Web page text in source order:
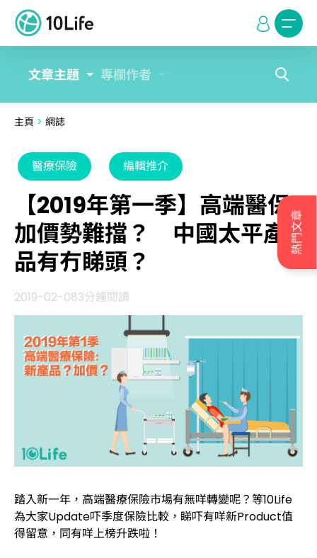
熱門文章
文章主題 專欄作者
主頁 > 網誌
醫療保險 編輯推介
【2019年第一季】高端醫保
加價勢難擋？ 中國太平產
品有冇睇頭？
2019-02-083分鐘閱讀
踏入新一年，高端醫療保險市場有無咩轉變呢？等10Life
為大家Update吓季度保險比較，睇吓有咩新Product值
得留意，同有咩上榜升跌啦！